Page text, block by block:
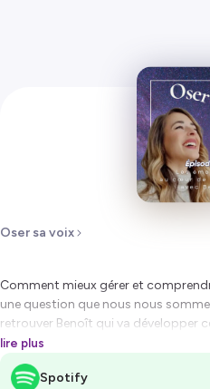
Oser sa voix
Comment mieux gérer et
une question que nous nous
retrouver Benoît qui va développer
D'ailleurs, vous pouvez également
enregistré ensemble sur le sujet du
lire plus
Spotify